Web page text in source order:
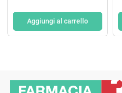
Aggiungi al carrello